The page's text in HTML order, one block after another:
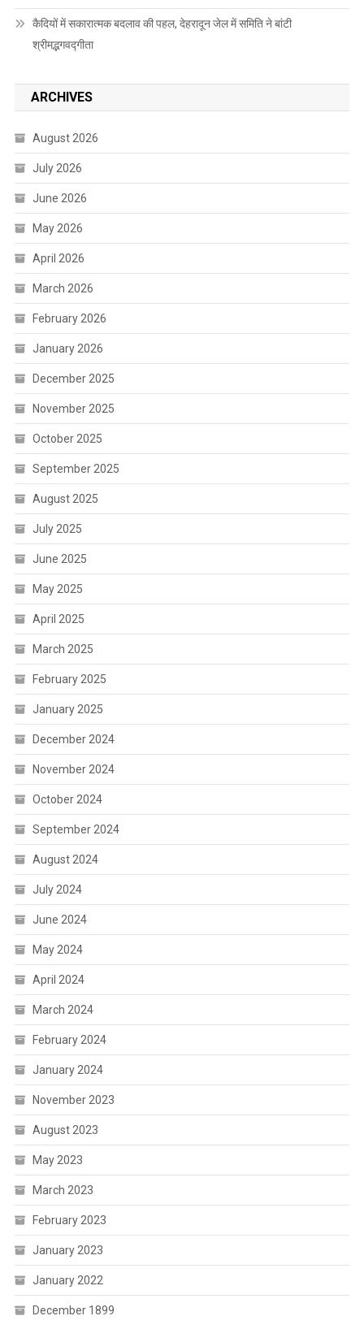
कैदियों में सकारात्मक बदलाव की पहल, देहरादून जेल में समिति ने बांटी
श्रीमद्भगवद्गीता
ARCHIVES
August 2026
July 2026
June 2026
May 2026
April 2026
March 2026
February 2026
January 2026
December 2025
November 2025
October 2025
September 2025
August 2025
July 2025
June 2025
May 2025
April 2025
March 2025
February 2025
January 2025
December 2024
November 2024
October 2024
September 2024
August 2024
July 2024
June 2024
May 2024
April 2024
March 2024
February 2024
January 2024
November 2023
August 2023
May 2023
March 2023
February 2023
January 2023
January 2022
December 1899